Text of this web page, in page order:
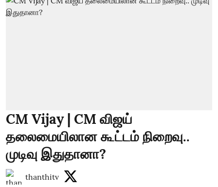
CM Vijay | CM விஜய்
தலைமையிலான கூட்டம் நிறைவு..
முடிவு இதுதானா?
thanthitv